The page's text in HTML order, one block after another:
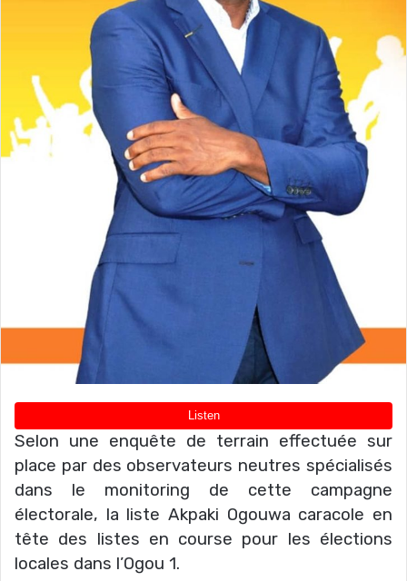
Selon une enquête de terrain effectuée sur
place par des observateurs neutres spécialisés
dans le monitoring de cette campagne
électorale, la liste Akpaki Ogouwa caracole en
tête des listes en course pour les élections
locales dans l’Ogou 1.